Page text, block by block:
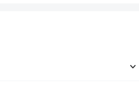
keyboard_arrow_down